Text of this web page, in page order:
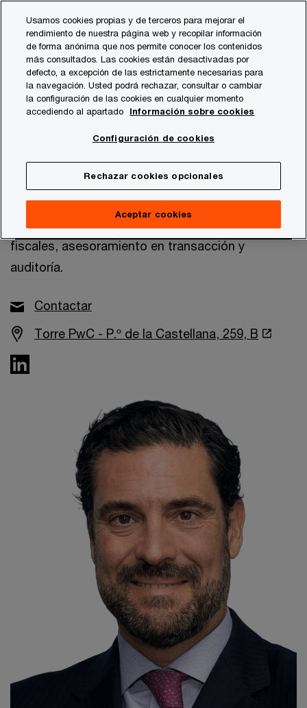
content
footer
Quiénes somos
Pedro Díaz-Leante
Madrid, PwC España
Pedro lidera a un grupo de más 160 profesionales
con capacidades en consultoría de negocio,
actuarial y de operaciones, servicios legales y
fiscales, asesoramiento en transacción y
auditoría.
Contactar
Torre PwC - P.º de la Castellana, 259, B
Usamos cookies propias y de terceros para mejorar el
rendimiento de nuestra página web y recopilar información
de forma anónima que nos permite conocer los contenidos
más consultados. Las cookies están desactivadas por
defecto, a excepción de las estrictamente necesarias para
la navegación. Usted podrá rechazar, consultar o cambiar
la configuración de las cookies en cualquier momento
accediendo al apartado
Información sobre cookies
Configuración de cookies
Rechazar cookies opcionales
Aceptar cookies